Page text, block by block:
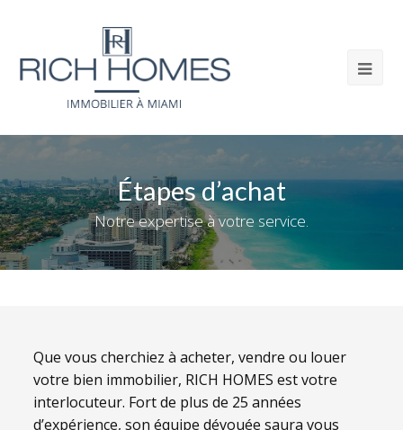
Étapes d’achat
Notre expertise à votre service.
Que vous cherchiez à acheter, vendre ou louer
votre bien immobilier, RICH HOMES est votre
interlocuteur. Fort de plus de 25 années
d’expérience, son équipe dévouée saura vous